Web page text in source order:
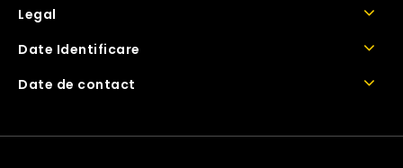
Legal
Date Identificare
Date de contact